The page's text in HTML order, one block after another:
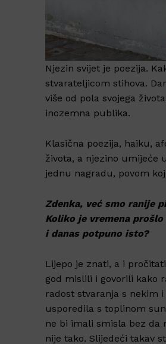
Njezin svijet je poezija.
stvarateljicom stihova.
više od pola svojega
inozemna publika.
Klasična poezija, haiku,
života, a njezino umijeće
jednu nagradu, povom
Zdenka, već smo ranije
Koliko je vremena
i danas potpuno isto?
Lijepo je znati, a i
god mislili i govorili kako
radost stvaranja s nekim
usporedila s toplinom
ne bi imali smisla bez da
nije tako. Slijedeći takav